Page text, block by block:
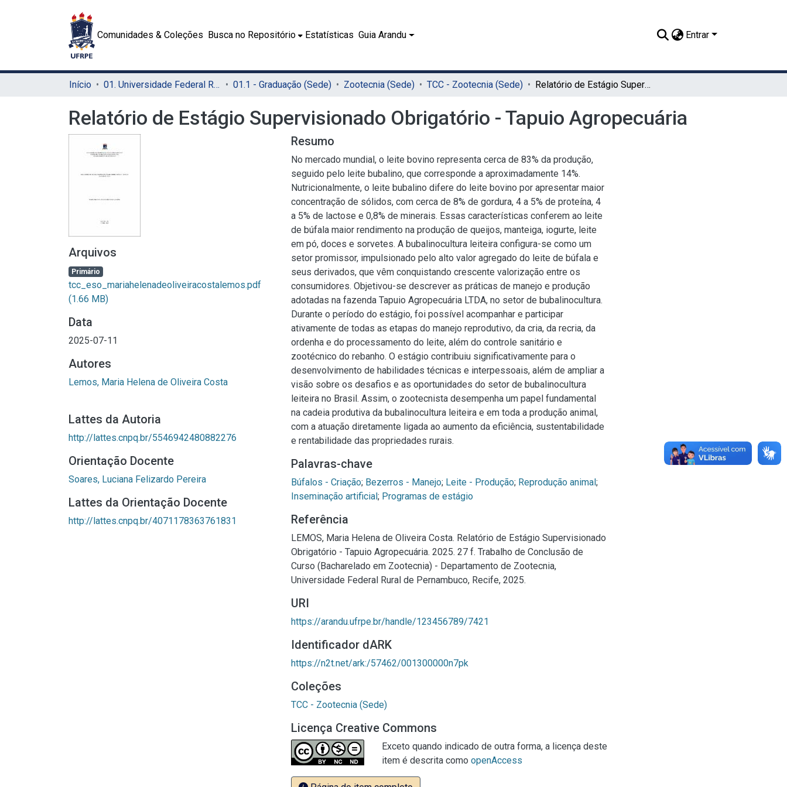
Comunidades & Coleções Busca no Repositório Estatísticas Guia Arandu Entrar
Início 01. Universidade Federal Rural de Pernambuco - UFRPE (Sede) 01.1 - Graduação (Sede) Zootecnia (Sede) TCC - Zootecnia (Sede) Relatório de Estágio Supervisionado Obrigatório - Tapuio Agropecuária
Relatório de Estágio Supervisionado Obrigatório - Tapuio Agropecuária
Arquivos
Primário
tcc_eso_mariahelenadeoliveiracostalemos.pdf
(1.66 MB)
Data
2025-07-11
Autores
Lemos, Maria Helena de Oliveira Costa
Lattes da Autoria
http://lattes.cnpq.br/5546942480882276
Orientação Docente
Soares, Luciana Felizardo Pereira
Lattes da Orientação Docente
http://lattes.cnpq.br/4071178363761831
Resumo
No mercado mundial, o leite bovino representa cerca de 83% da produção,
seguido pelo leite bubalino, que corresponde a aproximadamente 14%.
Nutricionalmente, o leite bubalino difere do leite bovino por apresentar maior
concentração de sólidos, com cerca de 8% de gordura, 4 a 5% de proteína, 4
a 5% de lactose e 0,8% de minerais. Essas características conferem ao leite
de búfala maior rendimento na produção de queijos, manteiga, iogurte, leite
em pó, doces e sorvetes. A bubalinocultura leiteira configura-se como um
setor promissor, impulsionado pelo alto valor agregado do leite de búfala e
seus derivados, que vêm conquistando crescente valorização entre os
consumidores. Objetivou-se descrever as práticas de manejo e produção
adotadas na fazenda Tapuio Agropecuária LTDA, no setor de bubalinocultura.
Durante o período do estágio, foi possível acompanhar e participar
ativamente de todas as etapas do manejo reprodutivo, da cria, da recria, da
ordenha e do processamento do leite, além do controle sanitário e
zootécnico do rebanho. O estágio contribuiu significativamente para o
desenvolvimento de habilidades técnicas e interpessoais, além de ampliar a
visão sobre os desafios e as oportunidades do setor de bubalinocultura
leiteira no Brasil. Assim, o zootecnista desempenha um papel fundamental
na cadeia produtiva da bubalinocultura leiteira e em toda a produção animal,
com a atuação diretamente ligada ao aumento da eficiência, sustentabilidade
e rentabilidade das propriedades rurais.
Palavras-chave
Búfalos - Criação; Bezerros - Manejo; Leite - Produção; Reprodução animal;
Inseminação artificial; Programas de estágio
Referência
LEMOS, Maria Helena de Oliveira Costa. Relatório de Estágio Supervisionado
Obrigatório - Tapuio Agropecuária. 2025. 27 f. Trabalho de Conclusão de
Curso (Bacharelado em Zootecnia) - Departamento de Zootecnia,
Universidade Federal Rural de Pernambuco, Recife, 2025.
URI
https://arandu.ufrpe.br/handle/123456789/7421
Identificador dARK
https://n2t.net/ark:/57462/001300000n7pk
Coleções
TCC - Zootecnia (Sede)
Licença Creative Commons
Exceto quando indicado de outra forma, a licença deste
item é descrita como openAccess